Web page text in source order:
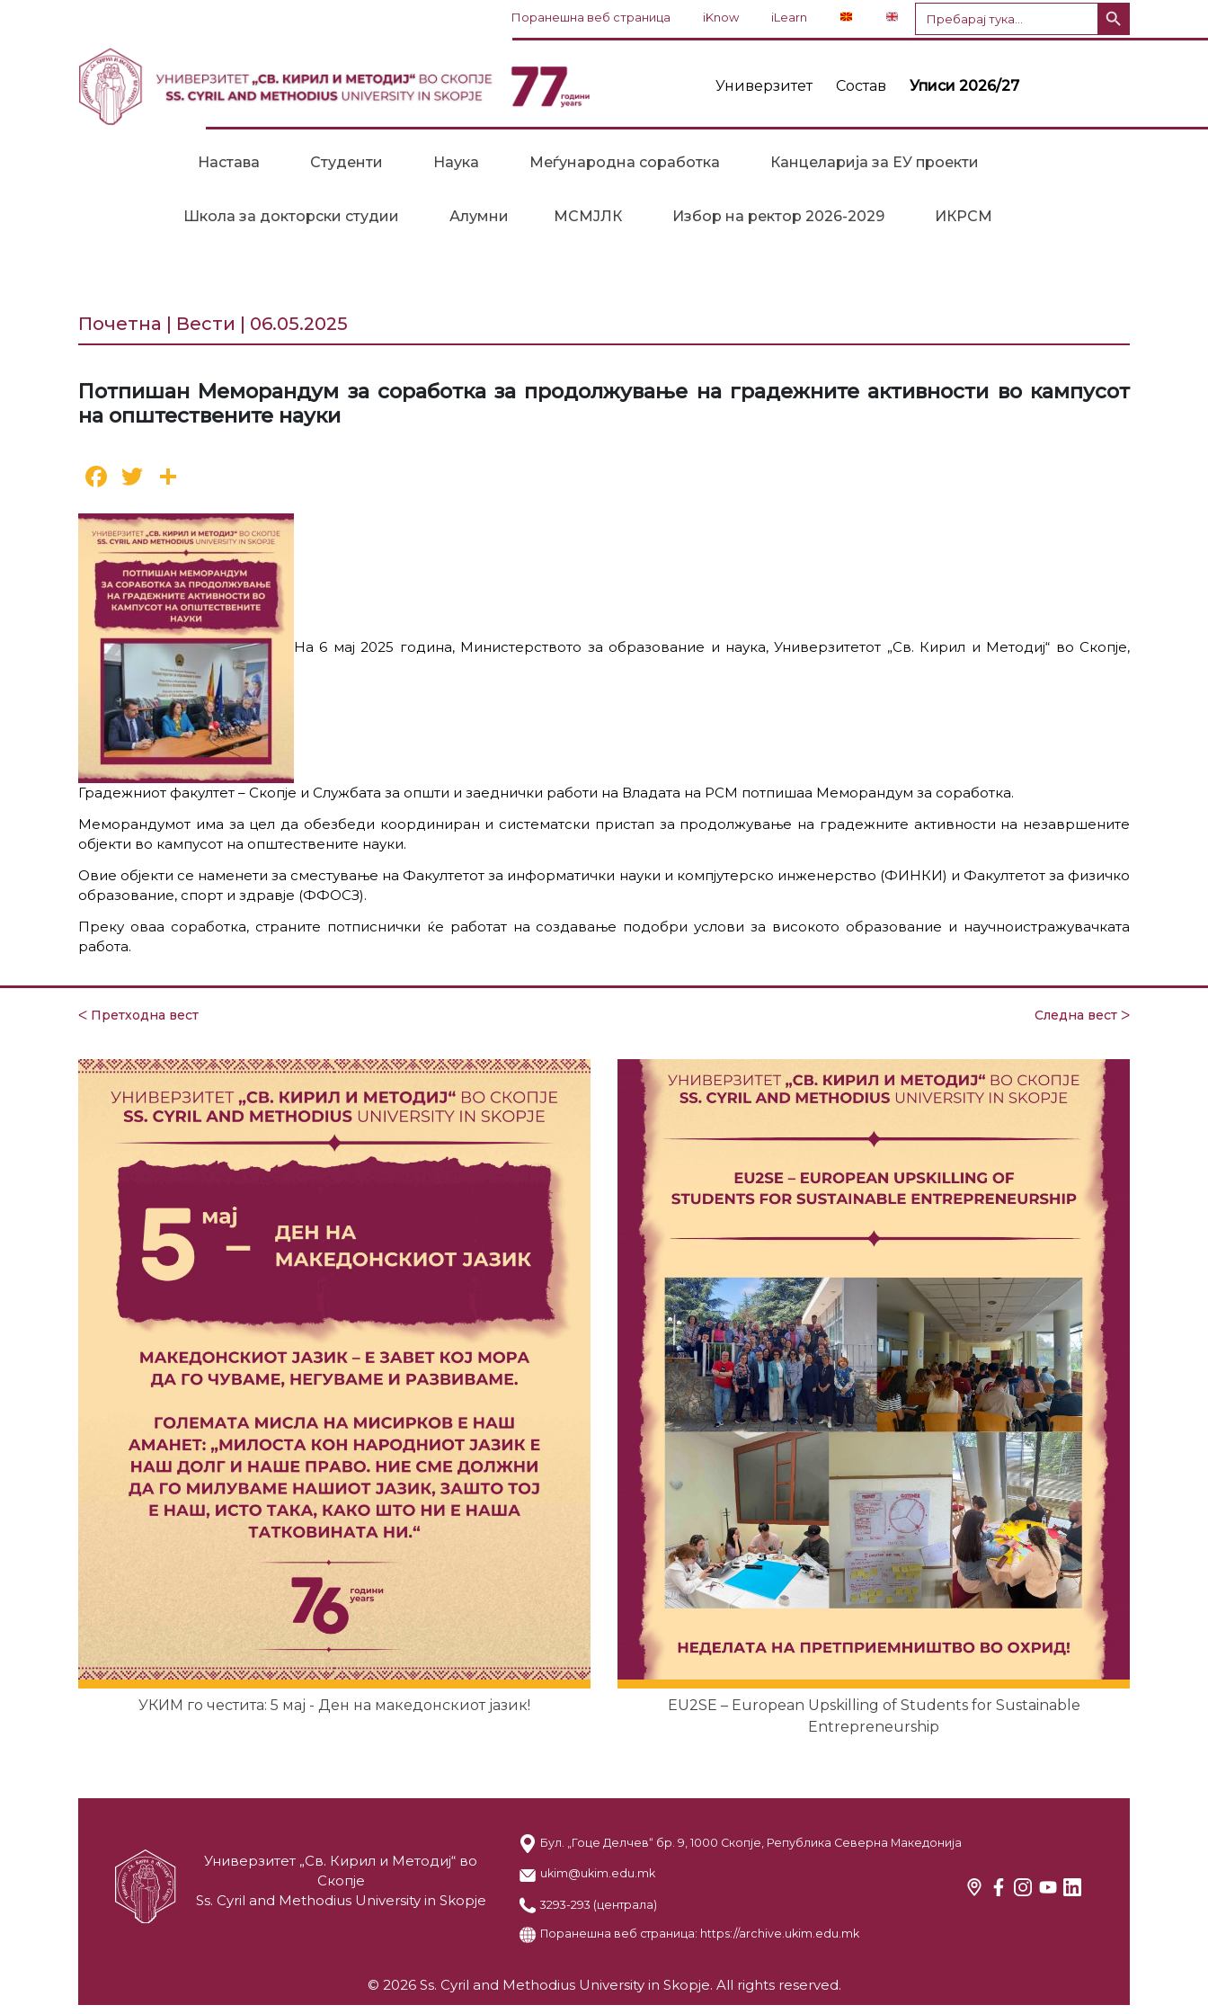
Поранешна веб страница iKnow iLearn
Пребарај
за:
Универзитет Состав Уписи 2026/27
Настава Студенти Наука Меѓународна соработка Канцеларија за ЕУ проекти
Школа за докторски студии Алумни МСМЈЛК Избор на ректор 2026-2029 ИКРСМ
Почетна | Вести | 06.05.2025
Потпишан Меморандум за соработка за продолжување на градежните активности во кампусот
на општествените науки
Facebook
Twitter
На 6 мај 2025 година, Министерството за образование и наука, Универзитетот „Св. Кирил и Методиј“ во Скопје,
Градежниот факултет – Скопје и Службата за општи и заеднички работи на Владата на РСМ потпишаа Меморандум за соработка.
Меморандумот има за цел да обезбеди координиран и систематски пристап за продолжување на градежните активности на незавршените
објекти во кампусот на општествените науки.
Овие објекти се наменети за сместување на Факултетот за информатички науки и компјутерско инженерство (ФИНКИ) и Факултетот за физичко
образование, спорт и здравје (ФФОСЗ).
Преку оваа соработка, страните потписнички ќе работат на создавање подобри услови за високото образование и научноистражувачката
работа.
ᐸ Претходна вест
УКИМ го честита: 5 мај - Ден на македонскиот јазик!
Следна вест ᐳ
EU2SE – European Upskilling of Students for Sustainable
Entrepreneurship
Универзитет „Св. Кирил и Методиј“ во
Скопје
Ss. Cyril and Methodius University in Skopje
Бул. „Гоце Делчев“ бр. 9, 1000 Скопје, Република Северна Македонија
ukim@ukim.edu.mk
3293-293 (централа)
Поранешна веб страница: https://archive.ukim.edu.mk
© 2026 Ss. Cyril and Methodius University in Skopje. All rights reserved.